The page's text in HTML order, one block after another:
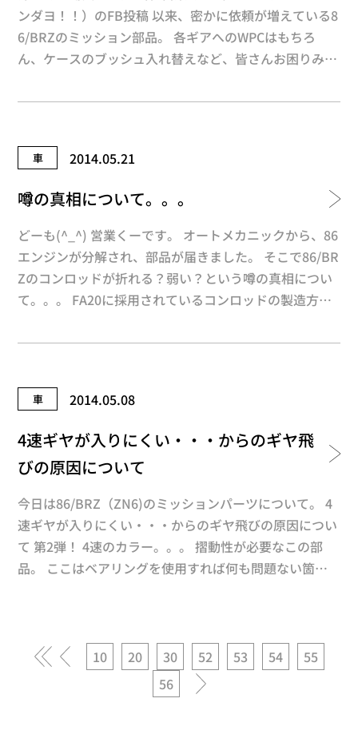
ンダヨ！！）のFB投稿 以来、密かに依頼が増えている8
6/BRZのミッション部品。 各ギアへのWPCはもちろ
ん、ケースのブッシュ入れ替えなど、皆さんお困りみた
の中でもこの4速カラーへのWPC+DLCは今後の必須加工
進めておいてヨカッタ」 さて、明日は栃木県は千本松
牧場まで疾走！ さっと帰って備えなければ！！
車 2014.05.21
噂の真相について。。。
どーも(^_^) 営業くーです。 オートメカニックから、86
エンジンが分解され、部品が届きました。 そこで86/BR
Zのコンロッドが折れる？弱い？という噂の真相につい
て。。。 FA20に採用されているコンロッドの製造方法
ンロッドを製造してから、割りたい部分に切欠きをつ
程が少なく、コストダウンにもなり、嵌合も良いのがメ
リットですが…。 製造上、かち割りし易いよう（破断
し易い）に製造されている為、起点となる尖った傷があ
ると割れ易い（壊れやすい）という事になります^^; WP
C処理で突起部分をなだらかな表面にして、圧縮残留応
力を付与する事で、コンロッドも壊れにくくなります。
※磨いただけでは解消になりません 勿論、スーチャー
やターボを付ける場合は負荷が多いので、社外パーツの
ように素材も違う、I、H断面形状など耐久性のあるコン
ロッドを使用すべきだと思います。 当然、社外コンロ
車 2014.05.08
4速ギヤが入りにくい・・・からのギヤ飛
びの原因について
今日は86/BRZ（ZN6)のミッションパーツについて。 4
速ギヤが入りにくい・・・からのギヤ飛びの原因につい
て 第2弾！ 4速のカラー。。。 摺動性が必要なこの部
品。 ここはベアリングを使用すれば何も問題ない箇所
速回転方向、両方にスリットを入れてます。 街乗りで
は問題ないのでしょうが、レース、サーキット走行すれ
ば、オイルの使用環境は高温で極圧が掛かる状態。 オ
« « 10 20 30 52 53 54
55
56
»